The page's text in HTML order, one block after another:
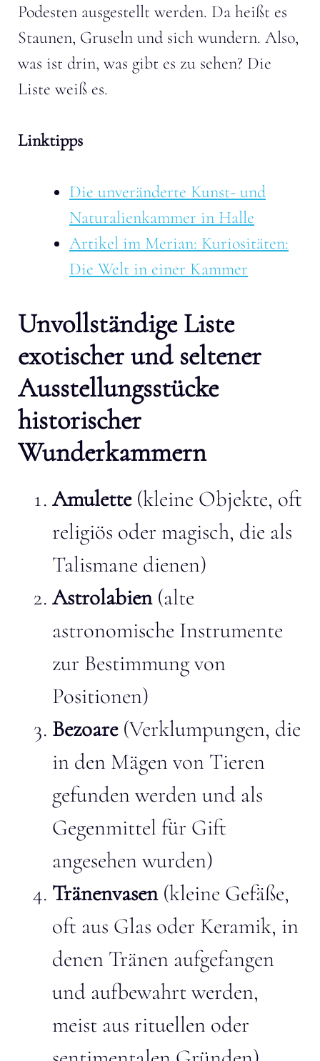
Podesten ausgestellt werden. Da heißt es
Staunen, Gruseln und sich wundern. Also,
was ist drin, was gibt es zu sehen? Die
Liste weiß es.
Linktipps
Die unveränderte Kunst- und
Naturalienkammer in Halle
Artikel im Merian: Kuriositäten:
Die Welt in einer Kammer
Unvollständige Liste
exotischer und seltener
Ausstellungsstücke
historischer
Wunderkammern
Amulette(kleine Objekte, oft
religiös oder magisch, die als
Talismane dienen)
Astrolabien(alte
astronomische Instrumente
zur Bestimmung von
Positionen)
Bezoare(Verklumpungen, die
in den Mägen von Tieren
gefunden werden und als
Gegenmittel für Gift
angesehen wurden)
Tränenvasen (kleine Gefäße,
oft aus Glas oder Keramik, in
denen Tränen aufgefangen
und aufbewahrt werden,
meist aus rituellen oder